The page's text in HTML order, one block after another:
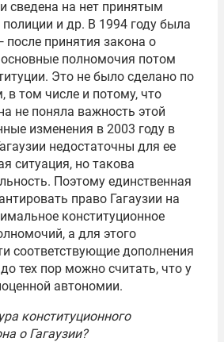
сведена на нет принятым
и др. В 1994 году была
после принятия закона о
основные полномочия потом
Это не было сделано по
в том числе и потому, что
не поняла важность этой
изменения в 2003 году в
недостаточны для ее
ситуация, но такова
Поэтому единственная
право Гагаузии на
конституционное
а для этого
соответствующие дополнения
тех пор можно считать, что у
автономии.
конституционного
о Гагаузии?